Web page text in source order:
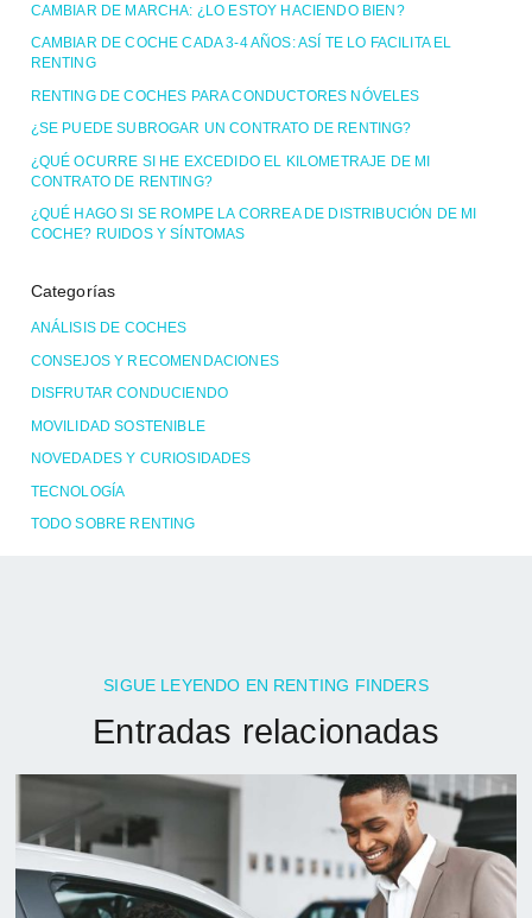
CAMBIAR DE MARCHA: ¿LO ESTOY HACIENDO BIEN?
CAMBIAR DE COCHE CADA 3-4 AÑOS: ASÍ TE LO FACILITA EL
RENTING
RENTING DE COCHES PARA CONDUCTORES NÓVELES
¿SE PUEDE SUBROGAR UN CONTRATO DE RENTING?
¿QUÉ OCURRE SI HE EXCEDIDO EL KILOMETRAJE DE MI
CONTRATO DE RENTING?
¿QUÉ HAGO SI SE ROMPE LA CORREA DE DISTRIBUCIÓN DE MI
COCHE? RUIDOS Y SÍNTOMAS
Categorías
ANÁLISIS DE COCHES
CONSEJOS Y RECOMENDACIONES
DISFRUTAR CONDUCIENDO
MOVILIDAD SOSTENIBLE
NOVEDADES Y CURIOSIDADES
TECNOLOGÍA
TODO SOBRE RENTING
SIGUE LEYENDO EN RENTING FINDERS
Entradas relacionadas